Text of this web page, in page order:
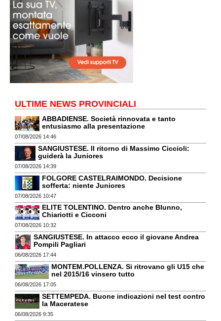
ULTIME NEWS PROVINCIALI
ABBADIENSE. Società rinnovata e tanto
entusiasmo alla presentazione
07/08/2026 14:46
SANGIUSTESE. Il ritorno di Massimo Ciccioli:
guiderà la Juniores
07/08/2026 14:39
FOLGORE CASTELRAIMONDO. Decisione
sofferta: niente Juniores
07/08/2026 10:47
ELITE TOLENTINO. Dentro anche Blunno,
Chiariotti e Cicconi
07/08/2026 10:32
SANGIUSTESE. In attacco ecco il giovane Andrea
Pompili Pagliari
06/08/2026 17:44
MONTEM.POLLENZA. Si ritrovano gli U15 che
nel 2015/16 vinsero tutto
06/08/2026 17:05
SETTEMPEDA. Buone indicazioni nel test contro
la Maceratese
06/08/2026 9:35